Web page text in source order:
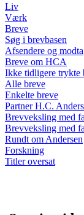
Liv
Værk
Breve
Søg i brevbasen
Afsendere og
Breve om HCA
Ikke tidligere trykte
Alle breve
Enkelte breve
Partner H.C.
Brevveksling med
Brevveksling med
Rundt om Andersen
Forskning
Titler oversat